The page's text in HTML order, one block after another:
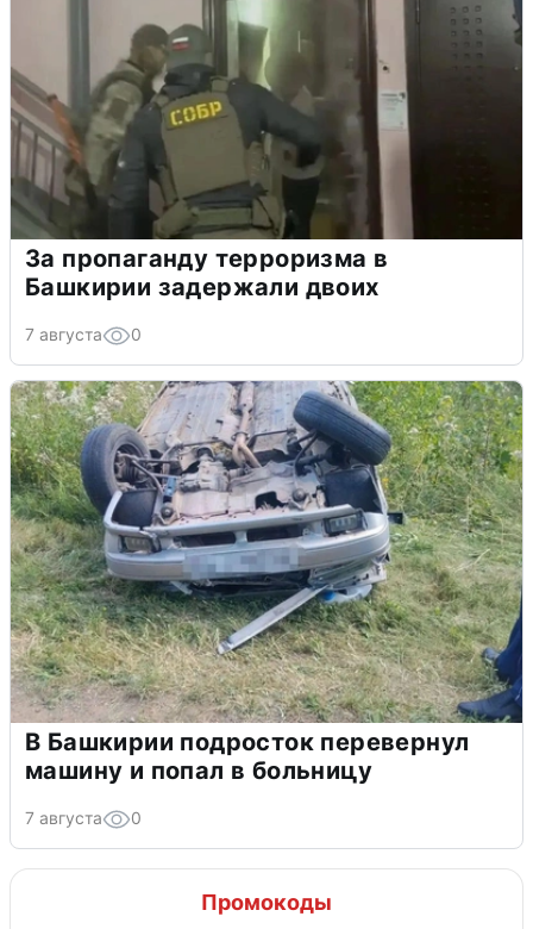
За пропаганду терроризма в
Башкирии задержали двоих
7 августа 0
В Башкирии подросток перевернул
машину и попал в больницу
7 августа 0
Промокоды